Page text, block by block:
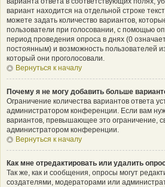
вариант находится на отдельной строке
можете задать количество вариантов,
пользователи при голосовании, с помощью
период проведения опроса в днях (0
постоянным) и возможность пользователей
который они проголосовали.
Вернуться к началу
Почему я не могу добавить больше
Ограничение количества вариантов ответа
администратором конференции. Если вам
вариантов, превышающее это ограничение,
администратором конференции.
Вернуться к началу
Как мне отредактировать или удалить
Так же, как и сообщения, опросы могут
создателями, модераторами или